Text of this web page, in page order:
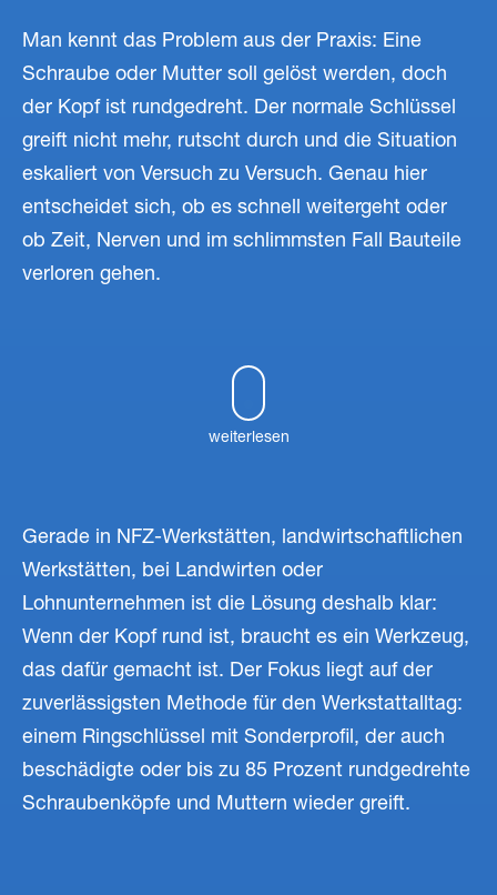
Man kennt das Problem aus der Praxis: Eine
Schraube oder Mutter soll gelöst werden, doch
der Kopf ist rundgedreht. Der normale Schlüssel
greift nicht mehr, rutscht durch und die Situation
eskaliert von Versuch zu Versuch. Genau hier
entscheidet sich, ob es schnell weitergeht oder
ob Zeit, Nerven und im schlimmsten Fall Bauteile
verloren gehen.
weiterlesen
Gerade in NFZ-Werkstätten, landwirtschaftlichen
Werkstätten, bei Landwirten oder
Lohnunternehmen ist die Lösung deshalb klar:
Wenn der Kopf rund ist, braucht es ein Werkzeug,
das dafür gemacht ist. Der Fokus liegt auf der
zuverlässigsten Methode für den Werkstattalltag:
einem Ringschlüssel mit Sonderprofil, der auch
beschädigte oder bis zu 85 Prozent rundgedrehte
Schraubenköpfe und Muttern wieder greift.